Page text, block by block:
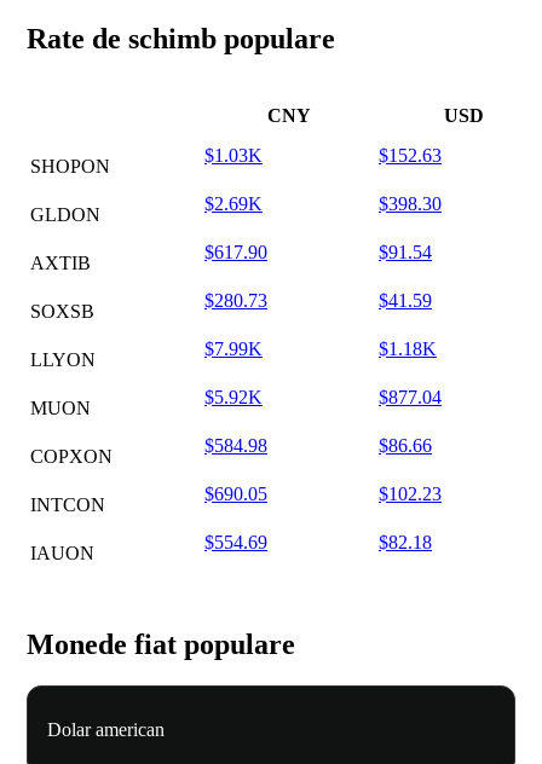
Rate de schimb populare
CNY USD
SHOPON
$1.03K $152.63
GLDON
$2.69K $398.30
AXTIB
$617.90 $91.54
SOXSB
$280.73 $41.59
LLYON
$7.99K $1.18K
MUON
$5.92K $877.04
COPXON
$584.98 $86.66
INTCON
$690.05 $102.23
IAUON
$554.69 $82.18
Monede fiat populare
Dolar american